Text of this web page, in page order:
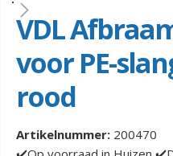
VDL
voor PE-
rood
Artikelnummer: 200470